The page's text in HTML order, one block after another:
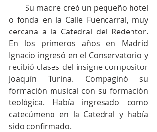
        Su madre creó un pequeño hotel
o fonda en la Calle Fuencarral, muy
cercana a la Catedral del Redentor.
En los primeros años en Madrid
Ignacio ingresó en el Conservatorio y
recibió clases del insigne compositor
Joaquín Turina. Compaginó su
formación musical con su formación
teológica. Había ingresado como
catecúmeno en la Catedral y había
sido confirmado.